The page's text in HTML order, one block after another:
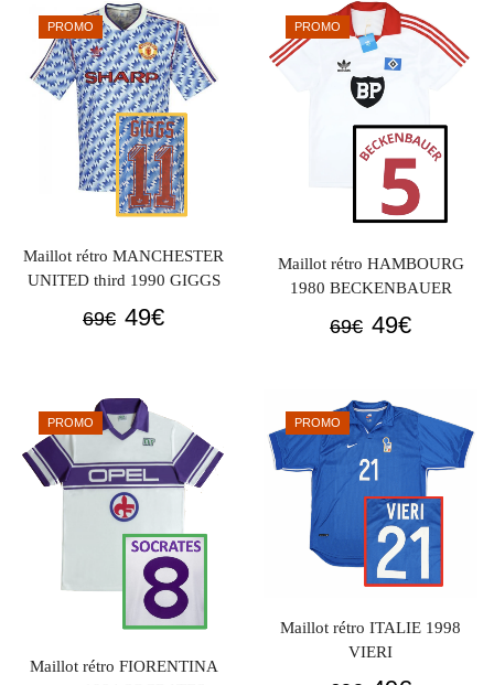
69€. 49€.
était :
69€.
est :
49€.
PROMO
Maillot rétro MANCHESTER
UNITED third 1990 GIGGS
69€ Le
était :
69€.
49€Le
49€.
PROMO
Maillot rétro HAMBOURG
1980 BECKENBAUER
69€ Le
était :
69€.
49€Le
est :
49€.
PROMO
Maillot rétro FIORENTINA
PROMO
Maillot rétro ITALIE 1998
VIERI